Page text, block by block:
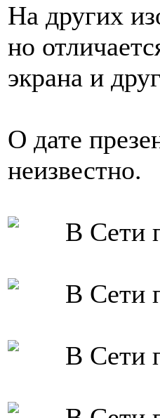
На других
но
экрана и
О дате
неизвестно.